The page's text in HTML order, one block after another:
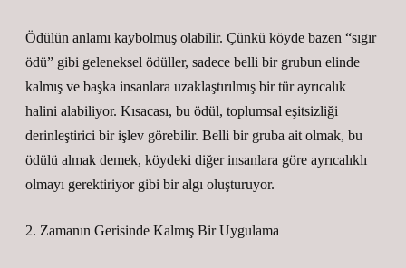
Ödülün anlamı kaybolmuş olabilir. Çünkü köyde bazen “sıgır
ödü” gibi geleneksel ödüller, sadece belli bir grubun elinde
kalmış ve başka insanlara uzaklaştırılmış bir tür ayrıcalık
halini alabiliyor. Kısacası, bu ödül, toplumsal eşitsizliği
derinleştirici bir işlev görebilir. Belli bir gruba ait olmak, bu
ödülü almak demek, köydeki diğer insanlara göre ayrıcalıklı
olmayı gerektiriyor gibi bir algı oluşturuyor.
2. Zamanın Gerisinde Kalmış Bir Uygulama